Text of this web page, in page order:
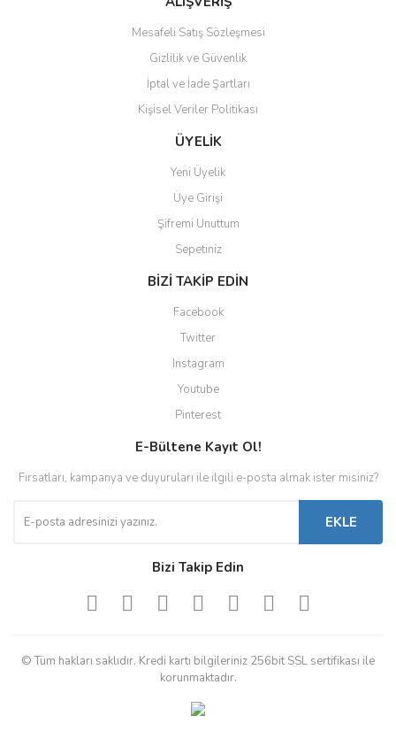
Gönder
Mesafeli Satış Sözleşmesi
Gizlilik ve Güvenlik
İptal ve İade Şartları
Kişisel Veriler Politikası
ÜYELİK
Yeni Üyelik
Üye Girişi
Şifremi Unuttum
Sepetiniz
BİZİ TAKİP EDİN
Facebook
Twitter
Instagram
Youtube
Pinterest
E-Bültene Kayıt Ol!
Fırsatları, kampanya ve duyuruları ile ilgili e-posta almak ister misiniz?
EKLE
Bizi Takip Edin
© Tüm hakları saklıdır. Kredi kartı bilgileriniz 256bit SSL sertifikası ile
korunmaktadır.